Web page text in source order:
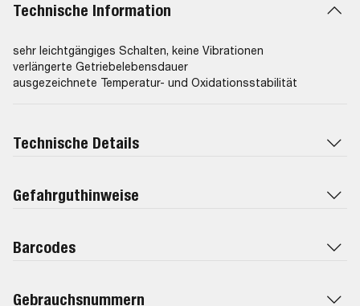
Technische Information
sehr leichtgängiges Schalten, keine Vibrationen
verlängerte Getriebelebensdauer
ausgezeichnete Temperatur- und Oxidationsstabilität
Technische Details
Gefahrguthinweise
Barcodes
Gebrauchsnummern